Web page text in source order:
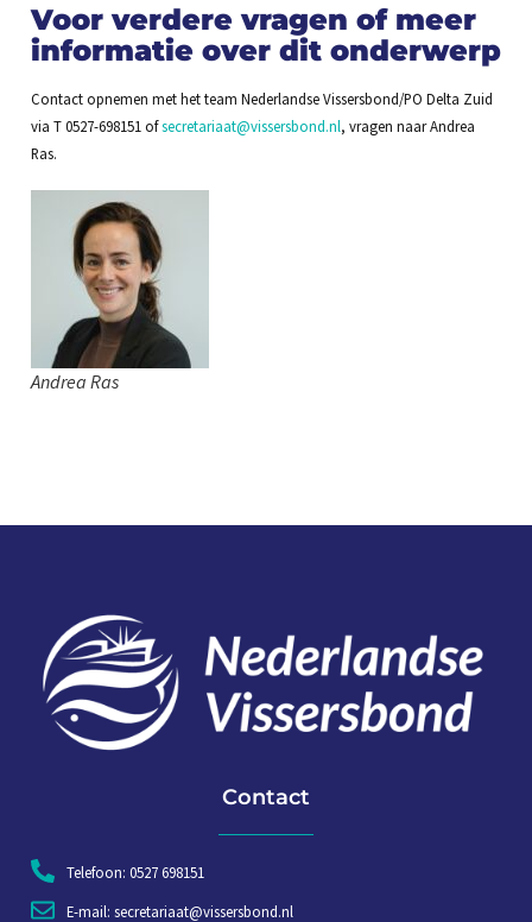
Voor verdere vragen of meer
informatie over dit onderwerp
Contact opnemen met het team Nederlandse Vissersbond/PO Delta Zuid
via T 0527-698151 ofsecretariaat@vissersbond.nl, vragen naar Andrea
Ras.
Andrea Ras
Contact
Telefoon: 0527 698151
E-mail: secretariaat@vissersbond.nl